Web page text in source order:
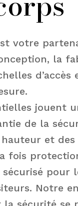
votre
la
d’accès
jouent
de la
et des
fois
pour
Notre